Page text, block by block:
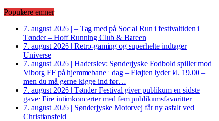
Populære emner
7. august 2026 | – Tag med på Social Run i festivaltiden i
Tønder – Hoff Running Club & Bareen
7. august 2026 | Retro-gaming og superhelte indtager
Universe
7. august 2026 | Haderslev: Sønderjyske Fodbold spiller mod
Viborg FF på hjemmebane i dag – Fløjten lyder kl. 19.00 –
men du må gerne kigge ind før…
7. august 2026 | Tønder Festival giver publikum en sidste
gave: Fire intimkoncerter med fem publikumsfavoritter
7. august 2026 | Sønderjyske Motorvej får ny asfalt ved
Christiansfeld